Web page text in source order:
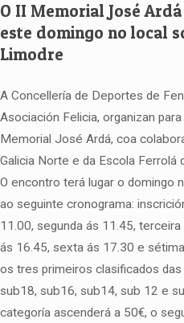
O II Memorial José
este domingo no local
Limodre
A Concellería de Deportes de
Asociación Felicia, organizan
Memorial José Ardá, coa
Galicia Norte e da Escola Ferrolá
O encontro terá lugar o domingo
ao seguinte cronograma:
11.00, segunda ás 11.45,
ás 16.45, sexta ás 17.30 e
os tres primeiros clasificados
sub18, sub16, sub14, sub 12 e
categoría ascenderá a 50€, o